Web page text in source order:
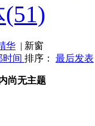
(51)
华 | 新窗
时间 排序： 最后发表
尚无主题